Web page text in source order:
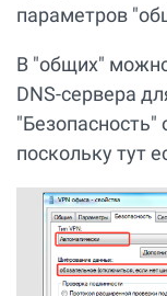
параметров
В "общих"
DNS-сервера
"Безопасность"
поскольку тут